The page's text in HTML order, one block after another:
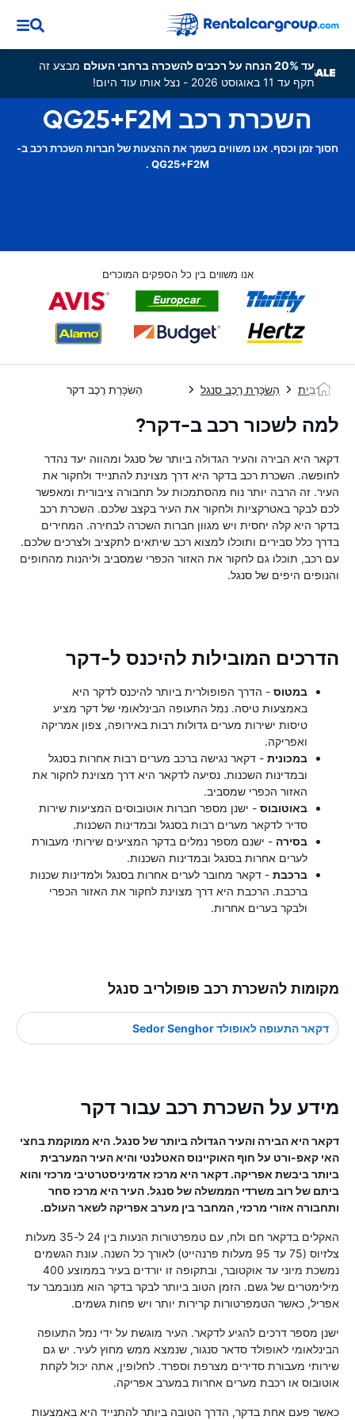
עד 20% הנחה על רכבים להשכרה ברחבי העולם
מבצע זה
תקף עד 11 באוגוסט 2026 - נצל אותו עוד היום!
השכרת רכב QG25+F2M
חסוך זמן וכסף. אנו משווים בשמך את ההצעות של חברות השכרת רכב ב-
QG25+F2M .
אנו משווים בין כל הספקים המוכרים
בַּיִת הַשׂכָּרַת רֶכֶב סנגל הַשׂכָּרַת רֶכֶב דקר
למה לשכור רכב ב-דקר?
דקאר היא הבירה והעיר הגדולה ביותר של סנגל ומהווה יעד נהדר
לחופשה. השכרת רכב בדקר היא דרך מצוינת להתנייד ולחקור את
העיר. זה הרבה יותר נוח מהסתמכות על תחבורה ציבורית ומאפשר
לכם לבקר באטרקציות ולחקור את העיר בקצב שלכם. השכרת רכב
בדקר היא קלה יחסית ויש מגוון חברות השכרה לבחירה. המחירים
בדרך כלל סבירים ותוכלו למצוא רכב שיתאים לתקציב ולצרכים שלכם.
עם רכב, תוכלו גם לחקור את האזור הכפרי שמסביב וליהנות מהחופים
והנופים היפים של סנגל.
הדרכים המובילות להיכנס ל-דקר
במטוס - הדרך הפופולרית ביותר להיכנס לדקר היא
באמצעות טיסה. נמל התעופה הבינלאומי של דקר מציע
טיסות ישירות מערים גדולות רבות באירופה, צפון אמריקה
ואפריקה.
במכונית - דקאר נגישה ברכב מערים רבות אחרות בסנגל
ובמדינות השכנות. נסיעה לדקאר היא דרך מצוינת לחקור את
האזור הכפרי שמסביב.
באוטובוס - ישנן מספר חברות אוטובוסים המציעות שירות
סדיר לדקאר מערים רבות בסנגל ובמדינות השכנות.
בסירה - ישנם מספר נמלים בדקר המציעים שירותי מעבורת
לערים אחרות בסנגל ובמדינות השכנות.
ברכבת - דקאר מחובר לערים אחרות בסנגל ולמדינות שכנות
ברכבת. הרכבת היא דרך מצוינת לחקור את האזור הכפרי
ולבקר בערים אחרות.
מקומות להשכרת רכב פופולריב סנגל
דקאר התעופה לאופולד Sedor Senghor
מידע על השכרת רכב עבור דקר
דקאר היא הבירה והעיר הגדולה ביותר של סנגל. היא ממוקמת בחצי
האי קאפ-ורט על חוף האוקיינוס ​​האטלנטי והיא העיר המערבית
ביותר ביבשת אפריקה. דקאר היא מרכז אדמיניסטרטיבי מרכזי והוא
ביתם של רוב משרדי הממשלה של סנגל. העיר היא מרכז סחר
ותחבורה אזורי מרכזי, המחבר בין מערב אפריקה לשאר העולם.
האקלים בדקאר חם ולח, עם טמפרטורות הנעות בין 24 ל-35 מעלות
צלזיוס (75 עד 95 מעלות פרנהייט) לאורך כל השנה. עונת הגשמים
נמשכת מיוני עד אוקטובר, ובתקופה זו יורדים בעיר בממוצע 400
מילימטרים של גשם. הזמן הטוב ביותר לבקר בדקר הוא מנובמבר עד
אפריל, כאשר הטמפרטורות קרירות יותר ויש פחות גשמים.
ישנן מספר דרכים להגיע לדקאר. העיר מוגשת על ידי נמל התעופה
הבינלאומי לאופולד סדאר סנגור, שנמצא ממש מחוץ לעיר. יש גם
שירותי מעבורת סדירים מצרפת וספרד. לחלופין, אתה יכול לקחת
אוטובוס או רכבת מערים אחרות במערב אפריקה.
כאשר פעם אחת בדקר, הדרך הטובה ביותר להתנייד היא באמצעות